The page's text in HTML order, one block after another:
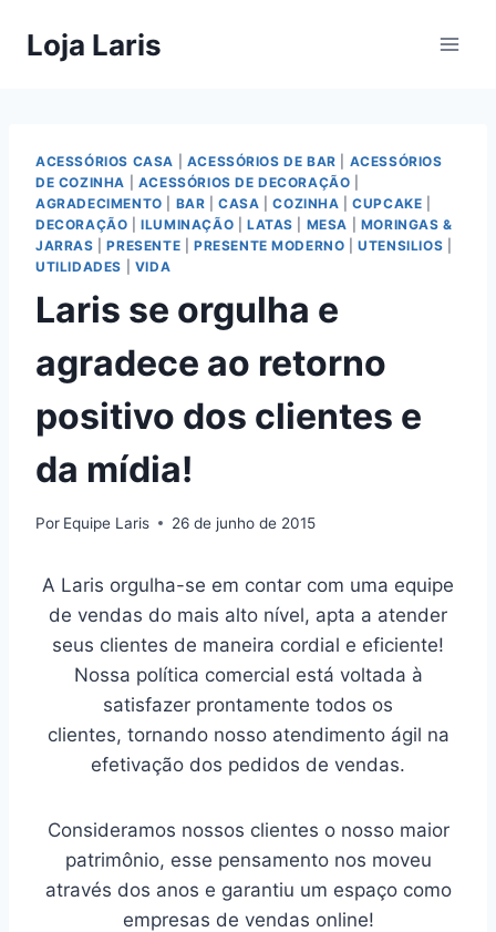
Loja Laris
ACESSÓRIOS CASA ACESSÓRIOS DE BAR
ACESSÓRIOS
DE COZINHA
ACESSÓRIOS DE DECORAÇÃO
AGRADECIMENTO
BAR |CASA |COZINHA |CUPCAKE
DECORAÇÃO |ILUMINAÇÃO LATAS MESA
MORINGAS &
JARRAS |PRESENTE PRESENTE MODERNO |UTENSILIOS
UTILIDADES
VIDA
Laris se orgulha e
agradece ao retorno
positivo dos clientes e
da mídia!
Por Equipe Laris 26 de junho de 2015
A Laris orgulha-se em contar com uma equipe
de vendas do mais alto nível, apta a atender
seus clientes de maneira cordial e eficiente!
Nossa política comercial está voltada à
satisfazer prontamente todos os
clientes, tornando nosso atendimento ágil na
efetivação dos pedidos de vendas.
Consideramos nossos clientes o nosso maior
patrimônio, esse pensamento nos moveu
através dos anos e garantiu um espaço como
empresas de vendas online!